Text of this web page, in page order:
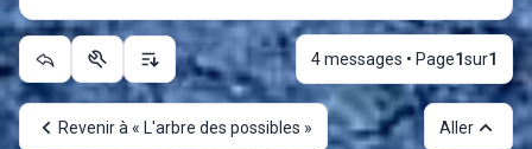
Outils du sujetOptions d’affichage et de tri
4 messages • Page1sur1
Revenir à « L'arbre des possibles » Aller